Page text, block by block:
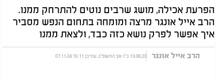
הפרעת אכילה, מושג שרבים נוטים להתרחק ממנו.
הרב אייל אונגר מרצה ומומחה בתחום הנפש מסביר
איך אפשר לפרק נושא כזה כבד, ולצאת ממנו
הרב אייל אונגר 13.08.23 כ"ו אב התשפ"ג, עודכן 15:11 07.11.24